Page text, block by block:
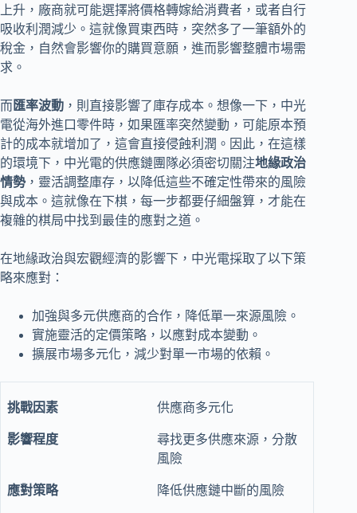
上升，廠商就可能選擇將價格轉嫁給消費者，或者自行
吸收利潤減少。這就像買東西時，突然多了一筆額外的
稅金，自然會影響你的購買意願，進而影響整體市場需
求。
而 匯率波動 ，則直接影響了庫存成本。想像一下，中光
電從海外進口零件時，如果匯率突然變動，可能原本預
計的成本就增加了，這會直接侵蝕利潤。因此，在這樣
的環境下，中光電的供應鏈團隊必須密切關注地緣政治
情勢，靈活調整庫存，以降低這些不確定性帶來的風險
與成本。這就像在下棋，每一步都要仔細盤算，才能在
複雜的棋局中找到最佳的應對之道。
在地緣政治與宏觀經濟的影響下，中光電採取了以下策
略來應對：
加強與多元供應商的合作，降低單一來源風險。
實施靈活的定價策略，以應對成本變動。
擴展市場多元化，減少對單一市場的依賴。
供應商多元化
尋找更多供應來源，分散
風險
降低供應鏈中斷的風險